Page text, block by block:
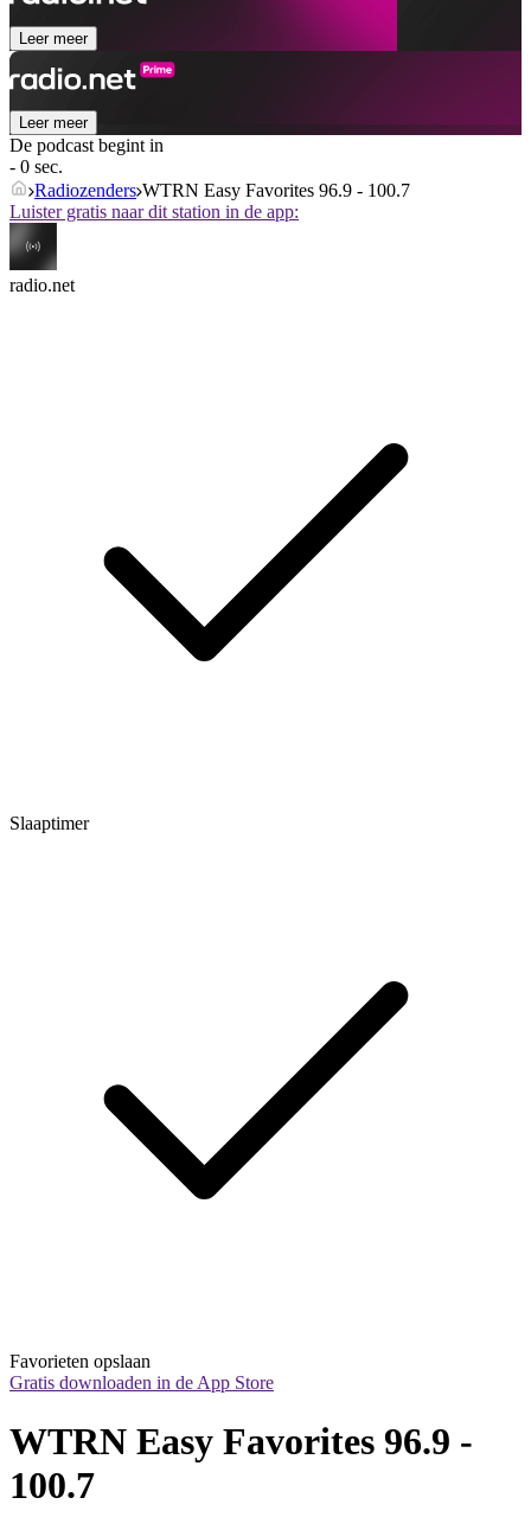
Leer meer
Leer meer
De podcast begint in
- 0 sec.
Radiozenders WTRN Easy Favorites 96.9 - 100.7
Luister gratis naar dit station in de app:
radio.net
Slaaptimer
Favorieten opslaan
Gratis downloaden in de App Store
WTRN Easy Favorites 96.9 -
100.7